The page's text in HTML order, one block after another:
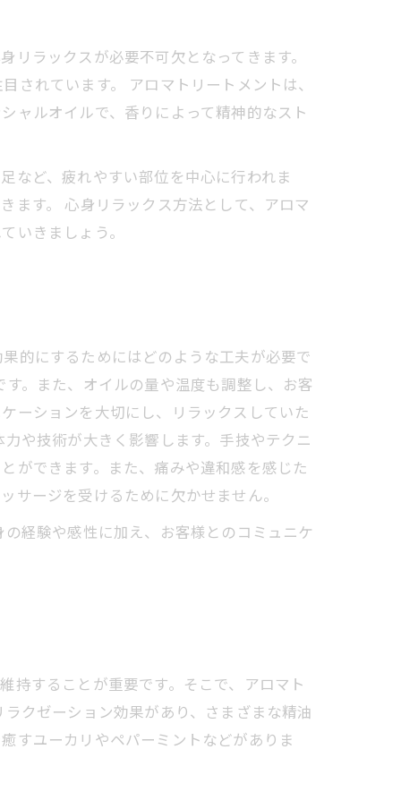
ラックスが必要不可欠となってきます。
れています。 アロマトリートメントは、
ャルオイルで、香りによって精神的なスト
など、疲れやすい部位を中心に行われま
ます。 心身リラックス方法として、アロマ
いきましょう。
的にするためにはどのような工夫が必要で
。また、オイルの量や温度も調整し、お客
ーションを大切にし、リラックスしていた
や技術が大きく影響します。手技やテクニ
ができます。また、痛みや違和感を感じた
サージを受けるために欠かせません。
経験や感性に加え、お客様とのコミュニケ
持することが重要です。そこで、アロマト
クゼーション効果があり、さまざまな精油
すユーカリやペパーミントなどがありま